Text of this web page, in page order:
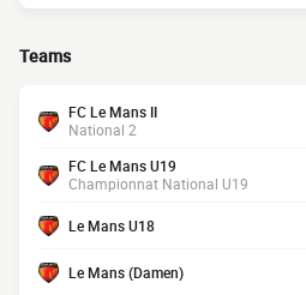
Teams
FC Le Mans II
National 2
FC Le Mans U19
Championnat National U19
Le Mans U18
Le Mans (Damen)